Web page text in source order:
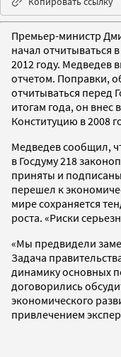
Премьер-министр
начал отчитываться
2012 году. Медведев
отчетом. Поправки,
отчитываться перед
итогам года, он внес
Конституцию в 2008
Медведев сообщил,
в Госдуму 218
приняты и
перешел к
мире сохраняется
роста. «Риски
«Мы предвидели
Задача
динамику основных
договорились
экономического
привлечением